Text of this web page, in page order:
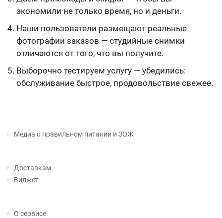
экономили не только время, но и деньги.
Наши пользователи размещают реальные
фотографии заказов — студийные снимки
отличаются от того, что вы получите.
Выборочно тестируем услугу — убедились:
обслуживание быстрое, продовольствие свежее.
Медиа о правильном питании и ЗОЖ
Доставкам
Виджет
О сервисе